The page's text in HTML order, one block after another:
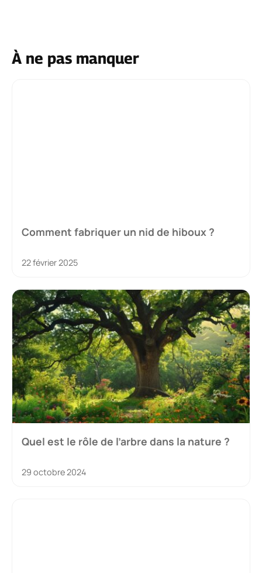
À ne pas manquer
Comment fabriquer un nid de hiboux ?
22 février 2025
Quel est le rôle de l’arbre dans la nature ?
29 octobre 2024